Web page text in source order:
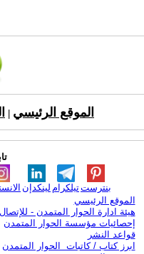
الموقع الرئيسي
لينكدإن تيلكرامبنترست
الموقع الرئيسي
هيئة ادارة الحوار المتمدن - للإتصال
إحصائيات مؤسسة الحوار المتمدن
قواعد النشر
ابرز كتاب / كاتبات الحوار المتمدن